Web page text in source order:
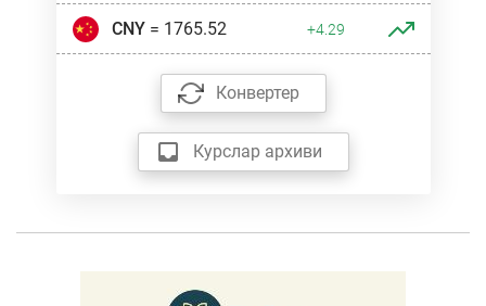
CNY= 1765.52 +4.29
Конвертер
Курслар архиви